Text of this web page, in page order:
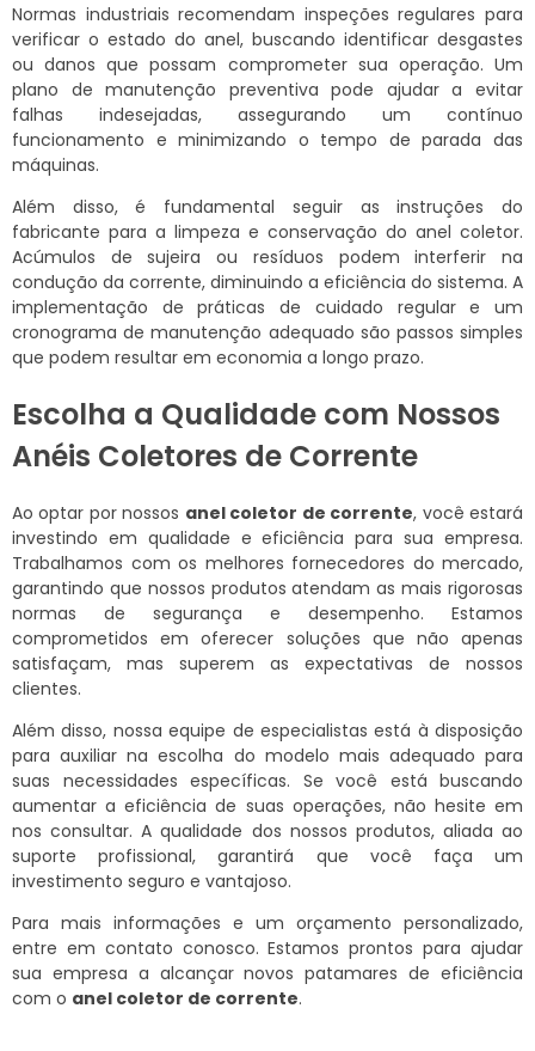
Normas industriais recomendam inspeções regulares para
verificar o estado do anel, buscando identificar desgastes
ou danos que possam comprometer sua operação. Um
plano de manutenção preventiva pode ajudar a evitar
falhas indesejadas, assegurando um contínuo
funcionamento e minimizando o tempo de parada das
máquinas.
Além disso, é fundamental seguir as instruções do
fabricante para a limpeza e conservação do anel coletor.
Acúmulos de sujeira ou resíduos podem interferir na
condução da corrente, diminuindo a eficiência do sistema. A
implementação de práticas de cuidado regular e um
cronograma de manutenção adequado são passos simples
que podem resultar em economia a longo prazo.
Escolha a Qualidade com Nossos
Anéis Coletores de Corrente
Ao optar por nossos anel coletor de corrente, você estará
investindo em qualidade e eficiência para sua empresa.
Trabalhamos com os melhores fornecedores do mercado,
garantindo que nossos produtos atendam as mais rigorosas
normas de segurança e desempenho. Estamos
comprometidos em oferecer soluções que não apenas
satisfaçam, mas superem as expectativas de nossos
clientes.
Além disso, nossa equipe de especialistas está à disposição
para auxiliar na escolha do modelo mais adequado para
suas necessidades específicas. Se você está buscando
aumentar a eficiência de suas operações, não hesite em
nos consultar. A qualidade dos nossos produtos, aliada ao
suporte profissional, garantirá que você faça um
investimento seguro e vantajoso.
Para mais informações e um orçamento personalizado,
entre em contato conosco. Estamos prontos para ajudar
sua empresa a alcançar novos patamares de eficiência
com o anel coletor de corrente.